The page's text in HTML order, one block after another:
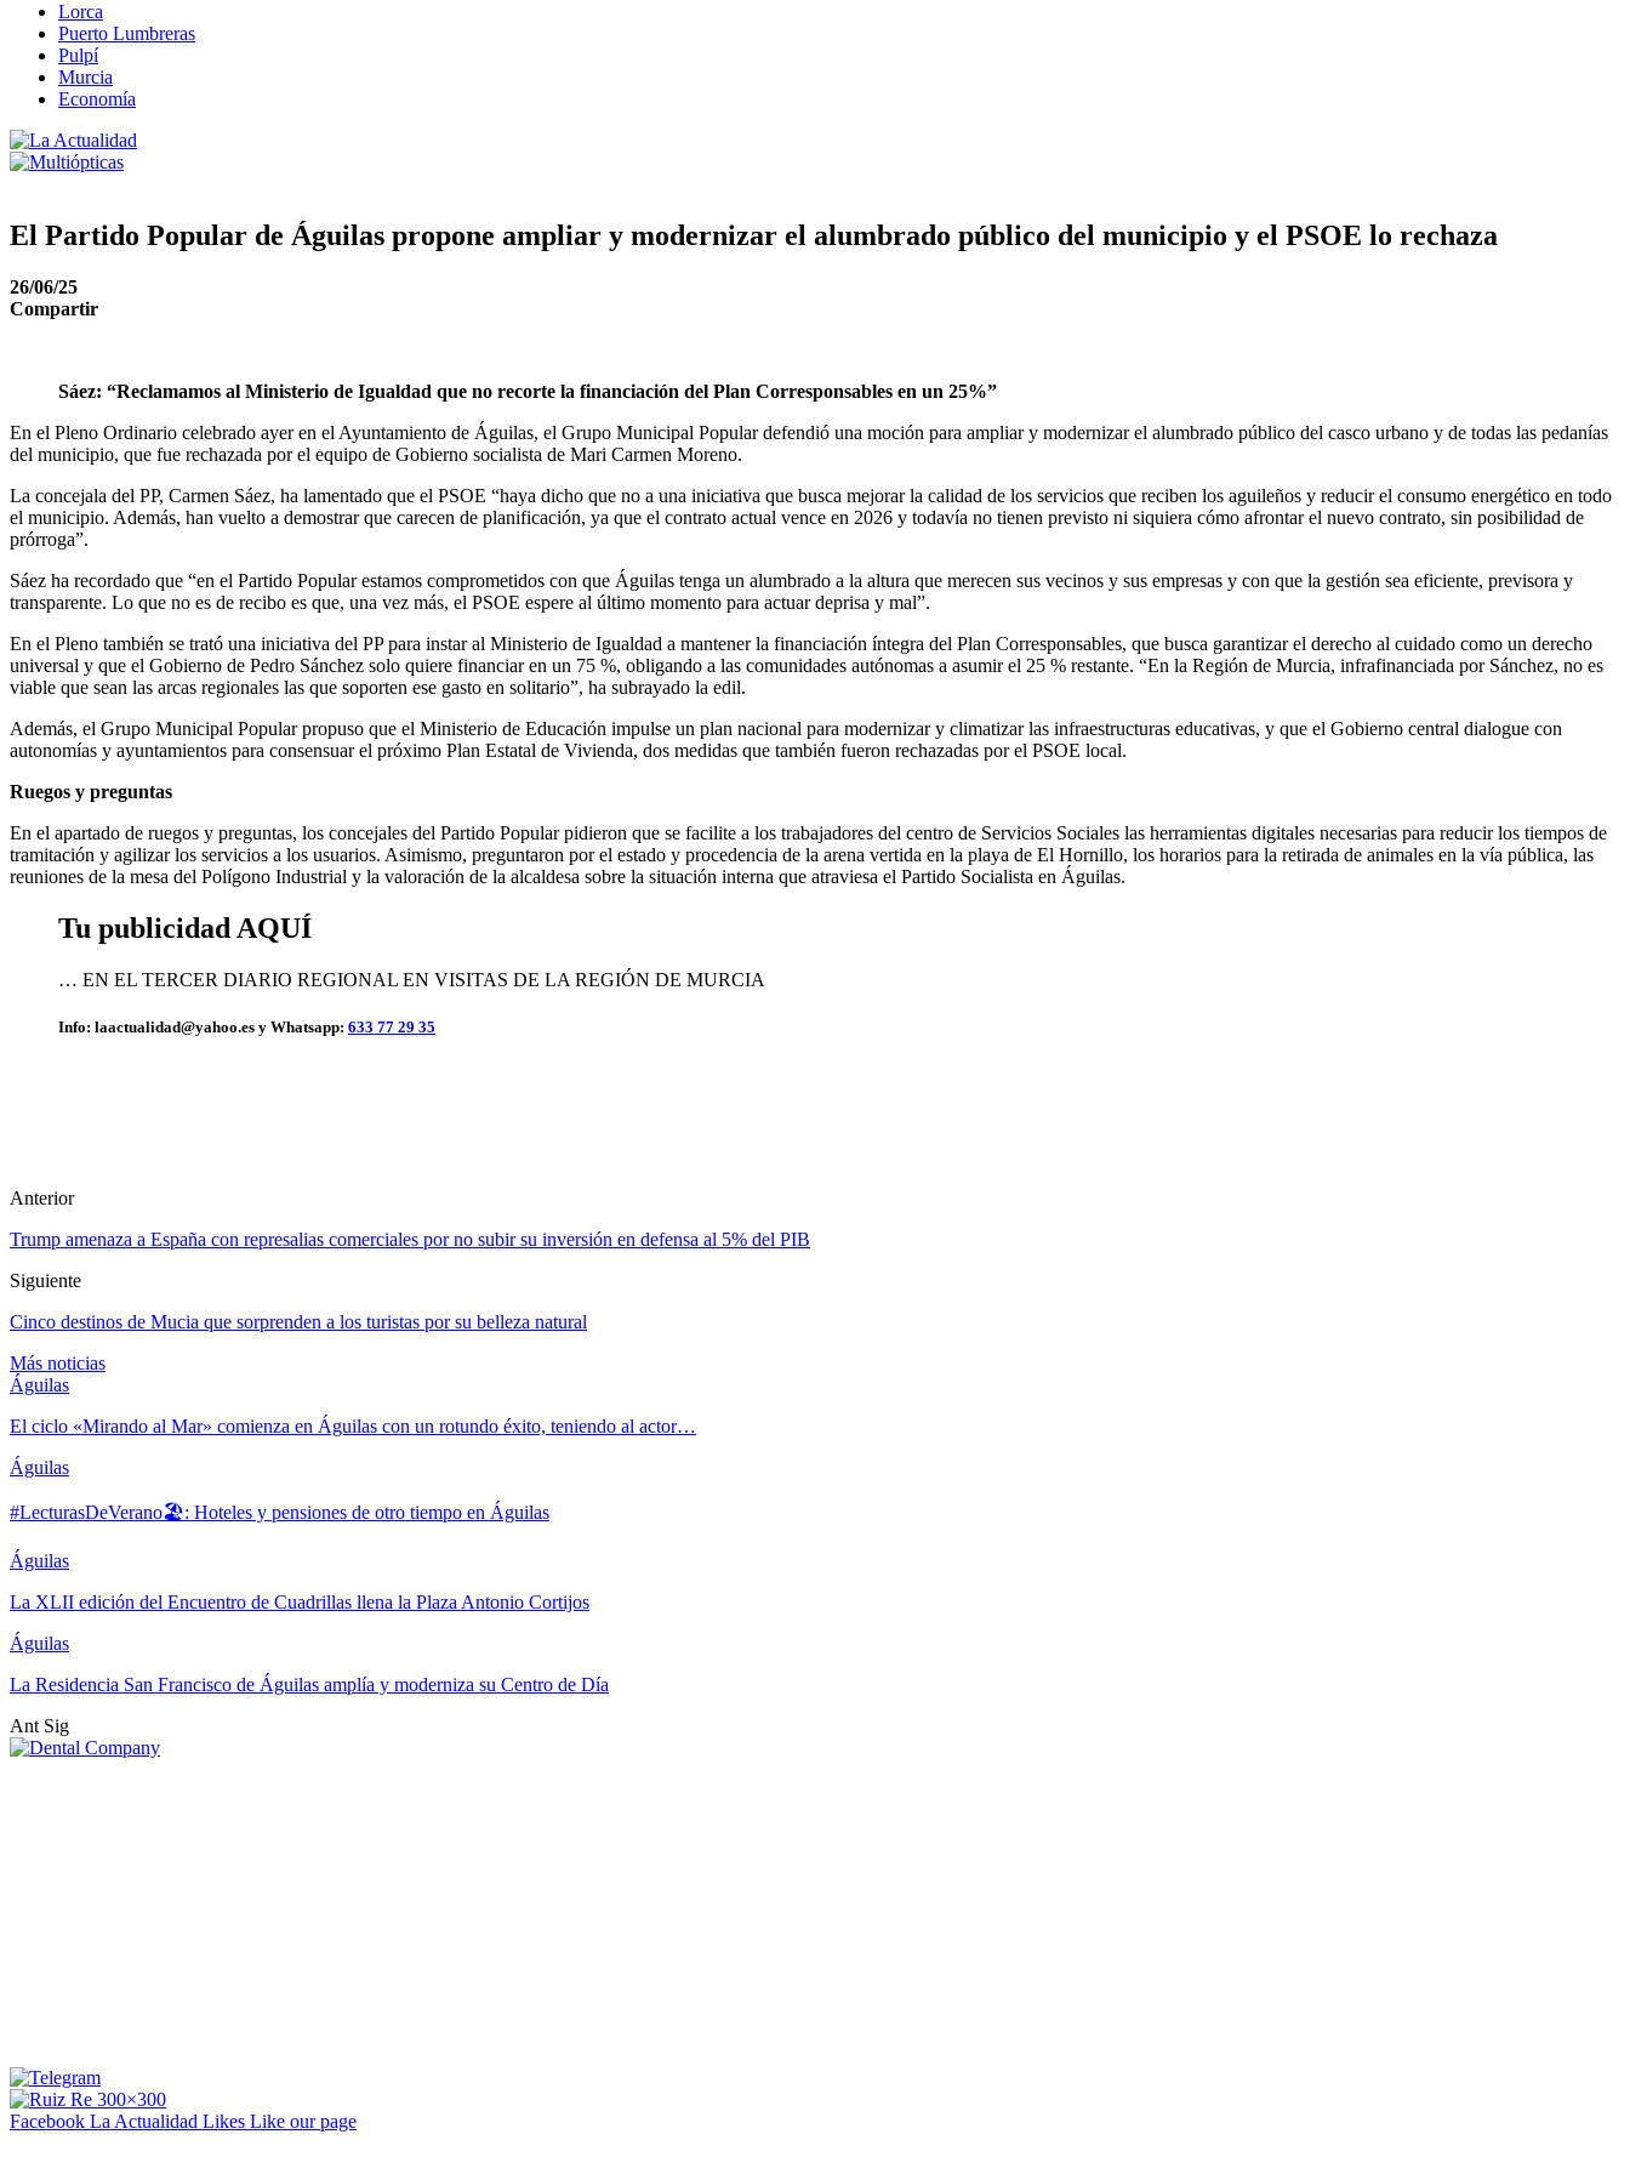
Lorca
Puerto Lumbreras
Pulpí
Murcia
Economía
El Partido Popular de Águilas propone ampliar y modernizar el alumbrado público del municipio y el PSOE lo rechaza
26/06/25
Compartir
Sáez: “Reclamamos al Ministerio de Igualdad que no recorte la financiación del Plan Corresponsables en un 25%”
En el Pleno Ordinario celebrado ayer en el Ayuntamiento de Águilas, el Grupo Municipal Popular defendió una moción para ampliar y modernizar el alumbrado público del casco urbano y de todas las pedanías
del municipio, que fue rechazada por el equipo de Gobierno socialista de Mari Carmen Moreno.
La concejala del PP, Carmen Sáez, ha lamentado que el PSOE “haya dicho que no a una iniciativa que busca mejorar la calidad de los servicios que reciben los aguileños y reducir el consumo energético en todo
el municipio. Además, han vuelto a demostrar que carecen de planificación, ya que el contrato actual vence en 2026 y todavía no tienen previsto ni siquiera cómo afrontar el nuevo contrato, sin posibilidad de
prórroga”.
Sáez ha recordado que “en el Partido Popular estamos comprometidos con que Águilas tenga un alumbrado a la altura que merecen sus vecinos y sus empresas y con que la gestión sea eficiente, previsora y
transparente. Lo que no es de recibo es que, una vez más, el PSOE espere al último momento para actuar deprisa y mal”.
En el Pleno también se trató una iniciativa del PP para instar al Ministerio de Igualdad a mantener la financiación íntegra del Plan Corresponsables, que busca garantizar el derecho al cuidado como un derecho
universal y que el Gobierno de Pedro Sánchez solo quiere financiar en un 75 %, obligando a las comunidades autónomas a asumir el 25 % restante. “En la Región de Murcia, infrafinanciada por Sánchez, no es
viable que sean las arcas regionales las que soporten ese gasto en solitario”, ha subrayado la edil.
Además, el Grupo Municipal Popular propuso que el Ministerio de Educación impulse un plan nacional para modernizar y climatizar las infraestructuras educativas, y que el Gobierno central dialogue con
autonomías y ayuntamientos para consensuar el próximo Plan Estatal de Vivienda, dos medidas que también fueron rechazadas por el PSOE local.
Ruegos y preguntas
En el apartado de ruegos y preguntas, los concejales del Partido Popular pidieron que se facilite a los trabajadores del centro de Servicios Sociales las herramientas digitales necesarias para reducir los tiempos de
tramitación y agilizar los servicios a los usuarios. Asimismo, preguntaron por el estado y procedencia de la arena vertida en la playa de El Hornillo, los horarios para la retirada de animales en la vía pública, las
reuniones de la mesa del Polígono Industrial y la valoración de la alcaldesa sobre la situación interna que atraviesa el Partido Socialista en Águilas.
Tu publicidad AQUÍ
… EN EL TERCER DIARIO REGIONAL EN VISITAS DE LA REGIÓN DE MURCIA
Info: laactualidad@yahoo.es y Whatsapp: 633 77 29 35
Anterior
Trump amenaza a España con represalias comerciales por no subir su inversión en defensa al 5% del PIB
Siguiente
Cinco destinos de Mucia que sorprenden a los turistas por su belleza natural
Más noticias
Águilas
El ciclo «Mirando al Mar» comienza en Águilas con un rotundo éxito, teniendo al actor…
Águilas
#LecturasDeVerano🏖: Hoteles y pensiones de otro tiempo en Águilas
Águilas
La XLII edición del Encuentro de Cuadrillas llena la Plaza Antonio Cortijos
Águilas
La Residencia San Francisco de Águilas amplía y moderniza su Centro de Día
Ant Sig
Facebook La Actualidad Likes Like our page